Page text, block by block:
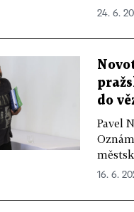
24. 6.
do
Pavel
16. 6.